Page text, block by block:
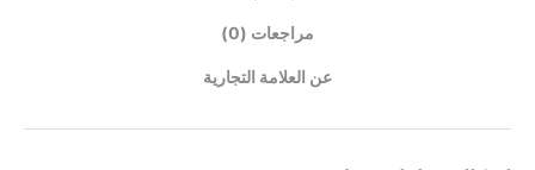
مراجعات (0)
عن العلامة التجارية